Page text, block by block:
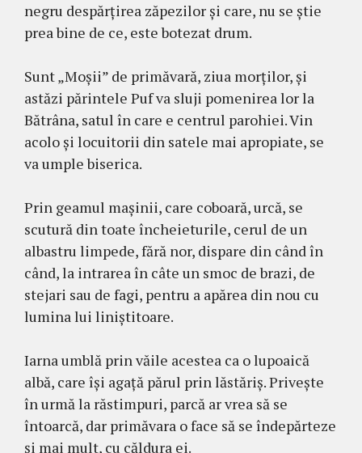
negru despărţirea zăpezilor şi care, nu se ştie
prea bine de ce, este botezat drum.
Sunt „Moşii” de primăvară, ziua morţilor, şi
astăzi părintele Puf va sluji pomenirea lor la
Bătrâna, satul în care e centrul parohiei. Vin
acolo şi locuitorii din satele mai apropiate, se
va umple biserica.
Prin geamul maşinii, care coboară, urcă, se
scutură din toate încheieturile, cerul de un
albastru limpede, fără nor, dispare din când în
când, la intrarea în câte un smoc de brazi, de
stejari sau de fagi, pentru a apărea din nou cu
lumina lui liniştitoare.
Iarna umblă prin văile acestea ca o lupoaică
albă, care îşi agaţă părul prin lăstăriş. Priveşte
în urmă la răstimpuri, parcă ar vrea să se
întoarcă, dar primăvara o face să se îndepărteze
şi mai mult, cu căldura ei.